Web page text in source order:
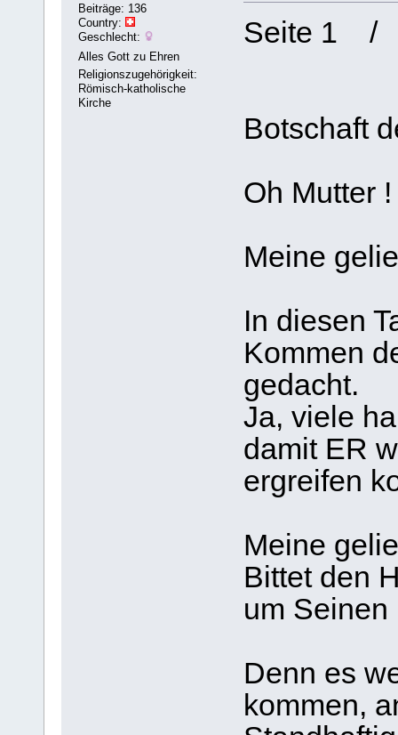
Beiträge: 136
Country:
Geschlecht:
Alles Gott zu Ehren
Religionszugehörigkeit:
Römisch-katholische
Kirche
Seite
Botschaft
Oh Mutter !
Meine
In diesen
Kommen
gedacht.
Ja, viele
damit ER
ergreifen
Meine
Bittet den
um Seinen
Denn es
kommen,